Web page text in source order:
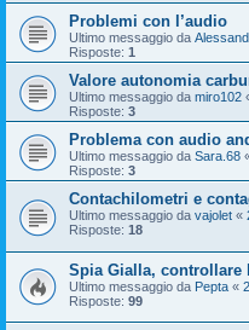
Problemi con l’audio
Ultimo messaggio da
Risposte: 1
Valore autonomia
Ultimo messaggio da miro102
Risposte: 3
Problema con audio
Ultimo messaggio da Sara.68
Risposte: 3
Contachilometri e
Ultimo messaggio da vajolet «
Risposte: 18
Spia Gialla, controllare
Ultimo messaggio da Pepta «
Risposte: 99